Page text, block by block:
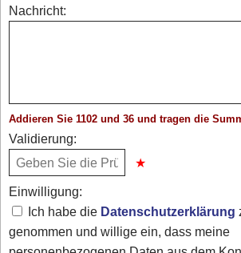
Nachricht:
Addieren Sie 1102 und 36 und tragen die
Validierung:
Einwilligung:
Ich habe die Datenschutzerklärung
genommen und willige ein, dass meine